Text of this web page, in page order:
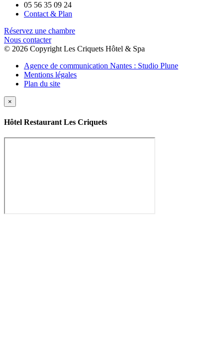
05 56 35 09 24
Contact & Plan
Réservez une chambre
Nous contacter
© 2026 Copyright Les Criquets Hôtel & Spa
Agence de communication Nantes : Studio Plune
Mentions légales
Plan du site
×
Hôtel Restaurant Les Criquets